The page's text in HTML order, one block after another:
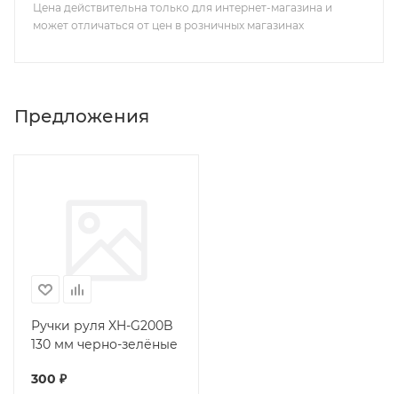
Цена действительна только для интернет-магазина и
может отличаться от цен в розничных магазинах
Предложения
Ручки руля XH-G200B
130 мм черно-зелёные
300 ₽